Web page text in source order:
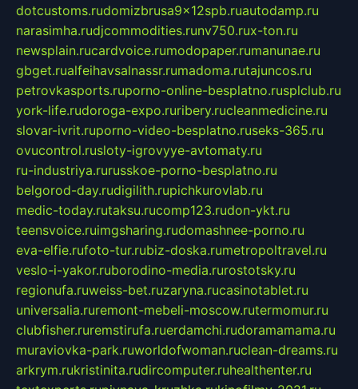
dotcustoms.rudomizbrusa9x12spb.ruautodamp.ru
narasimha.rudjcommodities.runv750.rux-ton.ru
newsplain.rucardvoice.rumodopaper.rumanunae.ru
gbget.rualfeihavsalnassr.rumadoma.rutajuncos.ru
petrovkasports.ruporno-online-besplatno.rusplclub.ru
york-life.rudoroga-expo.ruribery.rucleanmedicine.ru
slovar-ivrit.ruporno-video-besplatno.ruseks-365.ru
ovucontrol.rusloty-igrovyye-avtomaty.ru
ru-industriya.rurusskoe-porno-besplatno.ru
belgorod-day.rudigilith.rupichkurovlab.ru
medic-today.rutaksu.rucomp123.rudon-ykt.ru
teensvoice.ruimgsharing.rudomashnee-porno.ru
eva-elfie.rufoto-tur.rubiz-doska.rumetropoltravel.ru
veslo-i-yakor.ruborodino-media.rurostotsky.ru
regionufa.ruweiss-bet.ruzaryna.rucasinotablet.ru
universalia.ruremont-mebeli-moscow.rutermomur.ru
clubfisher.ruremstirufa.ruerdamchi.rudoramamama.ru
muraviovka-park.ruworldofwoman.ruclean-dreams.ru
arkrym.rukristinita.rudircomputer.ruhealthenter.ru